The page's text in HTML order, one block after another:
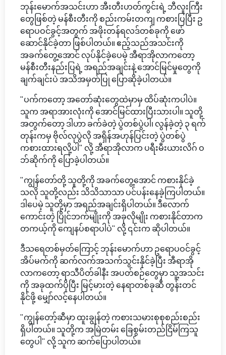
ဘုန်းမောက်အသင်းဟာ အီးတီးဟတ်ကွင်းရဲ့ ဘီလူးကြီး
တွေဖြစ်တဲ့ မန်စီးတီးကို စည်းကမ်းတကျ ကစားပြပြီး ဥ
ရောပဝင်ခွင့်အတွက် အဖိုးတန်ရလဒ်တစ်ခုကို ဖော်
ဆောင်နိုင်ခဲ့တာ ဖြစ်ပါတယ်။ ဧည့်သည်အသင်းကို
အခက်တွေ့အောင် လုပ်နိုင်ခဲ့ပေမဲ့ အီရာအိုလာကတော့
မန်စီးတီးနည်းပြရဲ့ အရည်အချင်းနဲ့ အောင်မြင်မှုတွေကို
ချက်ချင်းပဲ အသိအမှတ်ပြု ပြောဆိုခဲ့ပါတယ်။
"ပက်ကတော့ အတော်ဆုံးတွေထဲမှာမှ ထိပ်ဆုံးကပါပဲ။
သူက အရာအားလုံးကို အောင်မြင်ထားပြီးသားပါ။ သူတို့
အတွက်တော့ ဒါဟာ ခက်ခဲတဲ့ ပွဲတစ်ပွဲပါ၊ လွန်ခဲ့တဲ့ ၃ ရက်
တုန်းကမှ ဗိုလ်လုပွဲလို အရှိန်အဟုန်ပြင်းတဲ့ ပွဲတစ်ပွဲ
ကစားထားရလို့ပါ" လို့ အီရာအိုလာက ပရီးမီးယားလိဂ် ဝ
ဘ်ဆိုက်ကို ပြောခဲ့ပါတယ်။
"ကျွန်တော်တို့ သူတို့ကို အခက်တွေ့အောင် ကစားနိုင်ခဲ့
သလို သူတို့လည်း သိသိသာသာ ပင်ပန်းနေခဲ့ကြပါတယ်။
ဒါပေမဲ့ သူတို့မှာ အရည်အချင်းရှိပါတယ်။ ဒီလောက်
ကောင်းတဲ့ ပြိုင်ဘက်မျိုးကို အခုလိုမျိုး ကစားနိုင်တာက
တကယ့်ကို ကျေနပ်စရာပါပဲ" လို့ ၎င်းက ဆိုပါတယ်။
ဒီသရေတစ်မှတ်ကြောင့် ဘုန်းမောက်ဟာ ဥရောပဝင်ခွင့်
အိပ်မက်ကို ဆက်လက်အသက်သွင်းနိုင်ခဲ့ပြီး အီရာအို
လာကတော့ ရာသီပိတ်ခါနီး အပတ်စဉ်တွေမှာ သူ့အသင်း
ကို အခုထက်ပိုပြီး မြင့်မားတဲ့ နေရာတစ်ခုဆီ တွန်းတင်
နိုင်ဖို့ မျှော်လင့်နေပါတယ်။
"ကျွန်တော့်ဆီမှာ ထူးချွန်တဲ့ ကစားသမားစုစုစည်းစည်း
ရှိပါတယ်။ သူတို့က အမြဲတမ်း ခြေစွမ်းတည်ငြိမ်ကြသူ
တွေပါ" လို့ သူက ဆက်ပြောပါတယ်။